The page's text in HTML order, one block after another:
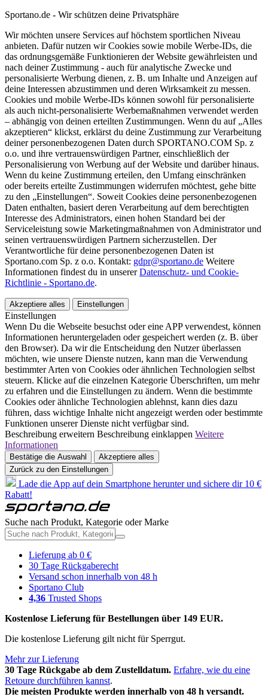
Sportano.de - Wir schützen deine Privatsphäre
Wir möchten unsere Services auf höchstem sportlichen Niveau
anbieten. Dafür nutzen wir Cookies sowie mobile Werbe-IDs, die
das ordnungsgemäße Funktionieren der Website gewährleisten und
nach deiner Zustimmung - auch für analytische Zwecke und
personalisierte Werbung dienen, z. B. um Inhalte und Anzeigen auf
deine Interessen abzustimmen und deren Wirksamkeit zu messen.
Cookies und mobile Werbe-IDs können sowohl für personalisierte
als auch nicht-personalisierte Werbemaßnahmen verwendet werden
– abhängig von deinen erteilten Zustimmungen. Wenn du auf „Alles
akzeptieren“ klickst, erklärst du deine Zustimmung zur Verarbeitung
deiner personenbezogenen Daten durch SPORTANO.COM Sp. z
o.o. und ihre vertrauenswürdigen Partner, einschließlich der
Personalisierung von Werbung auf der Website und darüber hinaus.
Wenn du keine Zustimmung erteilen, den Umfang einschränken
oder bereits erteilte Zustimmungen widerrufen möchtest, gehe bitte
zu den „Einstellungen“. Soweit Cookies deine personenbezogenen
Daten enthalten, basiert deren Verarbeitung auf dem berechtigten
Interesse des Administrators, einen hohen Standard bei der
Serviceleistung sowie Marketingmaßnahmen von Administrator und
seinen vertrauenswürdigen Partnern sicherzustellen. Der
Verantwortliche für deine personenbezogenen Daten ist
Sportano.com Sp. z o.o. Kontakt: gdpr@sportano.de Weitere
Informationen findest du in unsererDatenschutz- und Cookie-
Richtlinie - Sportano.de.
Akzeptiere alles Einstellungen
Einstellungen
Wenn Du die Webseite besuchst oder eine APP verwendest, können
Informationen heruntergeladen oder gespeichert werden (z. B. über
den Browser). Da wir die Entscheidung den Nutzer überlassen
möchten, wie unsere Dienste nutzen, kann man die Verwendung
bestimmter Arten von Cookies oder ähnlichen Technologien selbst
steuern. Klicke auf die einzelnen Kategorie Überschriften, um mehr
zu erfahren und die Einstellungen zu ändern. Wenn die bestimmte
Cookies oder ähnliche Technologien ablehnst, kann dies dazu
führen, dass wichtige Inhalte nicht angezeigt werden oder bestimmte
Funktionen unserer Dienste nicht verfügbar sind.
Beschreibung erweitern Beschreibung einklappen Weitere
Informationen
Bestätige die Auswahl
Akzeptiere alles
Zurück zu den Einstellungen
Lade die App auf dein Smartphone herunter und sichere dir 10 €
Rabatt!
Suche nach Produkt, Kategorie oder Marke
Lieferung ab 0 €
30 Tage Rückgaberecht
Versand schon innerhalb von 48 h
Sportano Club
4,36 Trusted Shops
Kostenlose Lieferung für Bestellungen über 149 EUR.
Die kostenlose Lieferung gilt nicht für Sperrgut.
Mehr zur Lieferung
30 Tage Rückgabe ab dem Zustelldatum. Erfahre, wie du eine
Retoure durchführen kannst.
Die meisten Produkte werden innerhalb von 48 h versandt.